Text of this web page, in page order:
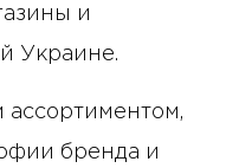
и
Украине.
бренда и